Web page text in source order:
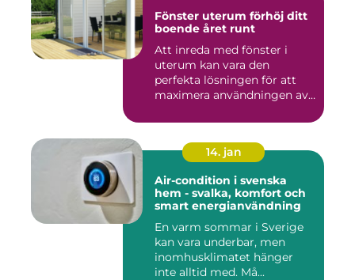
Fönster uterum förhöj ditt
boende året runt
Att inreda med fönster i
uterum kan vara den
perfekta lösningen för att
maximera användningen av
14. jan
Air-condition i svenska
hem - svalka, komfort och
smart energianvändning
En varm sommar i Sverige
kan vara underbar, men
inomhusklimatet hänger
inte alltid med. Må...